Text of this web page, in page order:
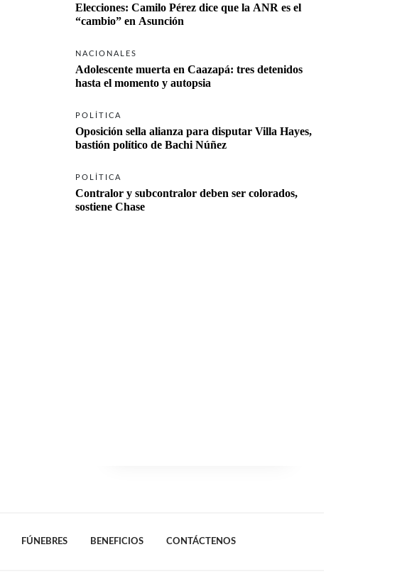
Elecciones: Camilo Pérez dice que la ANR es el
NACIONALES
Adolescente muerta en Caazapá: tres detenidos
hasta el momento y autopsia
POLÍTICA
Oposición sella alianza para disputar Villa Hayes,
bastión político de Bachi Núñez
POLÍTICA
Contralor y subcontralor deben ser colorados,
sostiene Chase
FÚNEBRES BENEFICIOS CONTÁCTENOS